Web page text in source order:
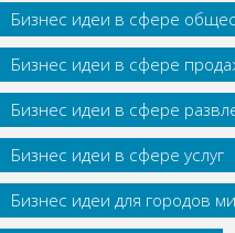
Бизнес идеи в сфере
Бизнес идеи в сфере
Бизнес идеи в сфере
Бизнес идеи в сфере услуг
Бизнес идеи для городов